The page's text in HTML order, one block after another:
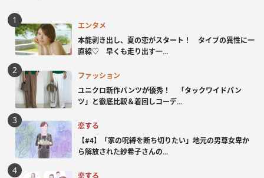
エンタメ
本能剥き出し、夏の恋がスタート！ タイプの異性に一
直線♡ 早くも走り出す一...
ファッション
ユニクロ新作パンツが優秀！ 「タックワイドパン
ツ」と徹底比較＆着回しコーデ...
恋する
【#4】「家の呪縛を断ち切りたい」地元の男尊女卑か
ら解放された紗希子さんの...
恋する